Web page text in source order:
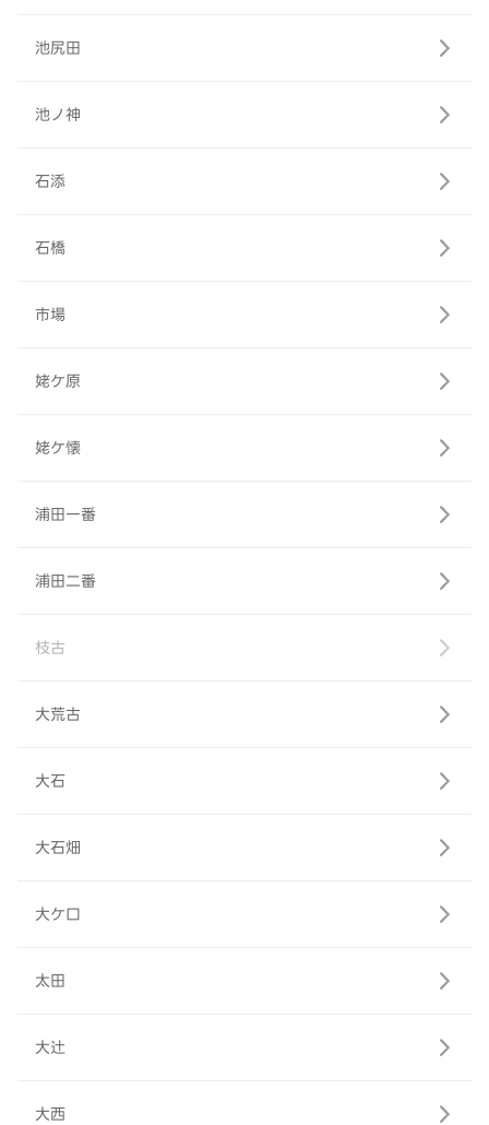
池尻田
池ノ神
石添
石橋
市場
姥ケ原
姥ケ懐
浦田一番
浦田二番
枝古
大荒古
大石
大石畑
大ケ口
太田
大辻
大西